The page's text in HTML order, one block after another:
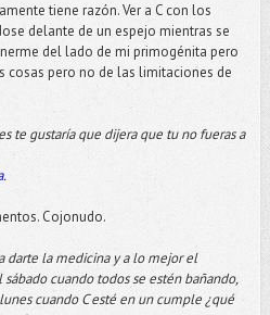
tiene razón. Ver a C con los
delante de un espejo mientras se
del lado de mi primogénita pero
cosas pero no de las limitaciones de
te gustaría que dijera que tu no fueras a
Cojonudo.
darte la medicina y a lo mejor el
cuando todos se estén bañando,
cuando C esté en un cumple ¿qué